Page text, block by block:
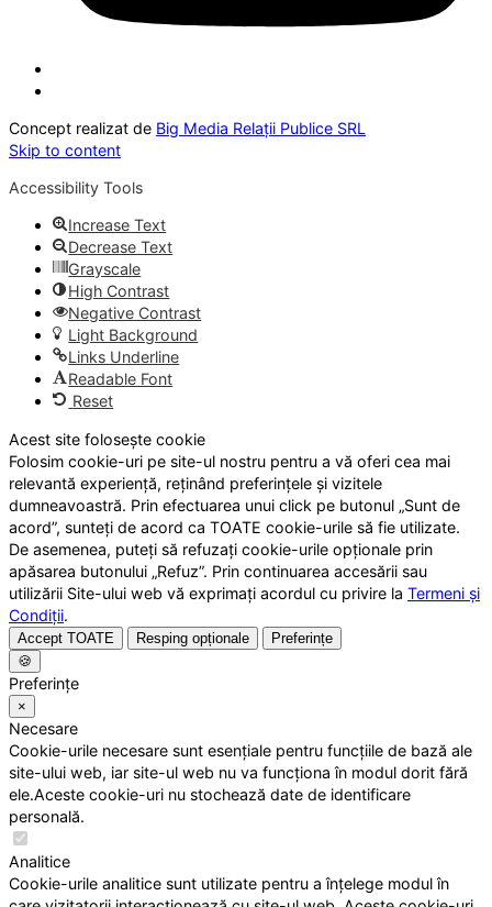
Concept realizat de Big Media Relații Publice SRL
Skip to content
Accessibility Tools
Increase Text
Decrease Text
Grayscale
High Contrast
Negative Contrast
Light Background
Links Underline
Readable Font
Reset
Acest site folosește cookie
Folosim cookie-uri pe site-ul nostru pentru a vă oferi cea mai
relevantă experiență, reținând preferințele și vizitele
dumneavoastră. Prin efectuarea unui click pe butonul „Sunt de
acord”, sunteți de acord ca TOATE cookie-urile să fie utilizate.
De asemenea, puteți să refuzați cookie-urile opționale prin
apăsarea butonului „Refuz”. Prin continuarea accesării sau
utilizării Site-ului web vă exprimați acordul cu privire la Termeni și
Condiții.
Accept TOATE Resping opționale
Preferințe
🍪
Preferințe
×
Necesare
Cookie-urile necesare sunt esențiale pentru funcțiile de bază ale
site-ului web, iar site-ul web nu va funcționa în modul dorit fără
ele.Aceste cookie-uri nu stochează date de identificare
personală.
Analitice
Cookie-urile analitice sunt utilizate pentru a înțelege modul în